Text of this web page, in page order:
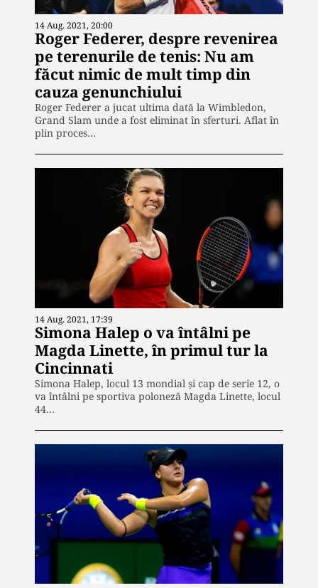
14 Aug. 2021, 20:00
Roger Federer, despre revenirea
pe terenurile de tenis: Nu am
făcut nimic de mult timp din
cauza genunchiului
Roger Federer a jucat ultima dată la Wimbledon,
Grand Slam unde a fost eliminat în sferturi. Aflat în
plin proces…
14 Aug. 2021, 17:39
Simona Halep o va întâlni pe
Magda Linette, în primul tur la
Cincinnati
Simona Halep, locul 13 mondial şi cap de serie 12, o
va întâlni pe sportiva poloneză Magda Linette, locul
44…